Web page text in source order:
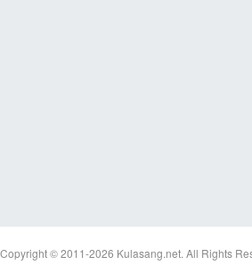
Copyright © 2011-2026 Kulasang.net. All Rights